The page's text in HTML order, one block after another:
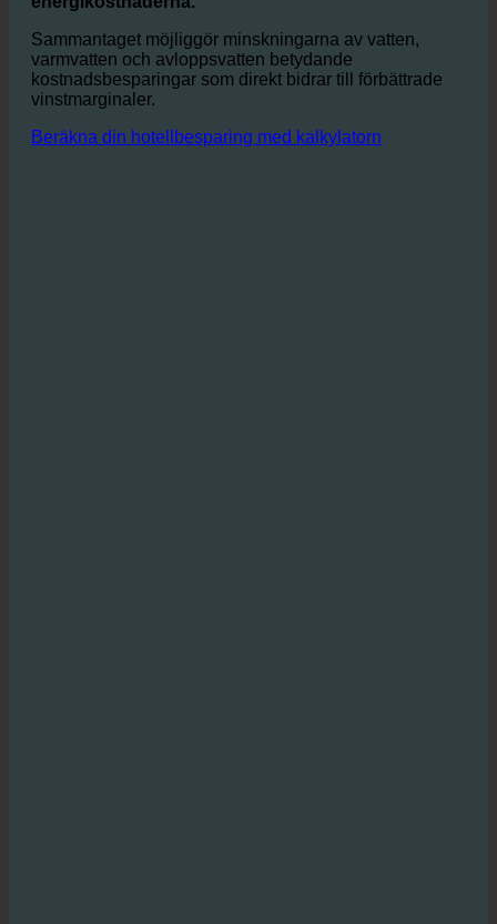
konsekvent ochbekväm varmvattenförsörjning är
energikostnaderna.
Sammantaget möjliggör minskningarna av vatten,
varmvatten och avloppsvatten betydande
vinstmarginaler.